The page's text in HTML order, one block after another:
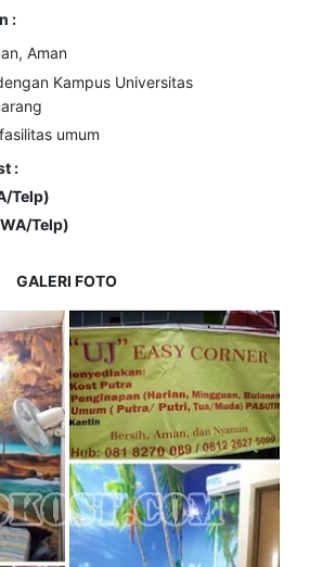
:
Aman
Kampus Universitas
umum
:
Telp)
Telp)
GALERI FOTO